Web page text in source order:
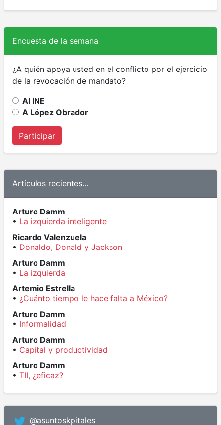
Encuesta de la semana
¿A quién apoya usted en el conflicto por el ejercicio
de la revocación de mandato?
Al INE
A López Obrador
Participar
Artículos recientes...
Arturo Damm
• La izquierda inteligente
Ricardo Valenzuela
• Donaldo, Donald y Jackson
Arturo Damm
• La izquierda
Artemio Estrella
• ¿Cuánto tiempo le hace falta a México?
Arturo Damm
• Informalidad
Arturo Damm
• Capital y productividad
Arturo Damm
• TII, ¿eficaz?
@asuntoskpitales